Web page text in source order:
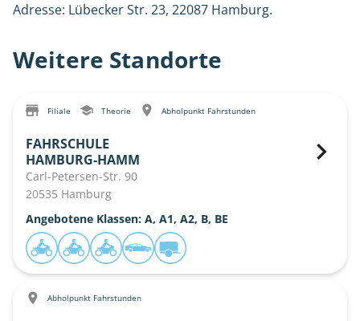
Adresse: Lübecker Str. 23, 22087 Hamburg.
Weitere Standorte
Filiale Theorie Abholpunkt Fahrstunden
FAHRSCHULE
HAMBURG-HAMM
Carl-Petersen-Str. 90
20535 Hamburg
Angebotene Klassen: A, A1, A2, B, BE
Abholpunkt Fahrstunden